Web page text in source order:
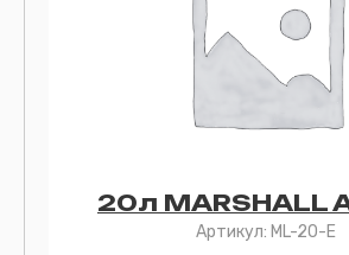
20л MARSHALL
Артикул: ML-20-E